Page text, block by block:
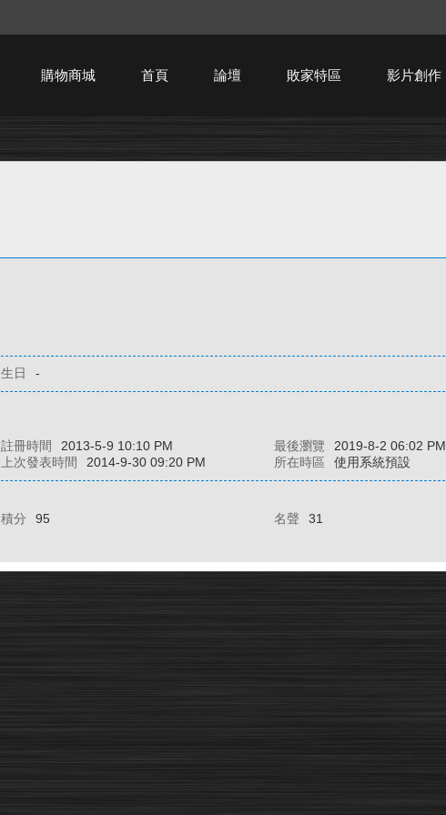
購物商城 首頁 論壇 敗家特區 影片創作
生日 -
註冊時間 2013-5-9 10:10 PM 最後瀏覽
2019-8-2 06:02 PM
上次發表時間 2014-9-30 09:20 PM 所在時區 使用系統預設
積分 95 名聲
31